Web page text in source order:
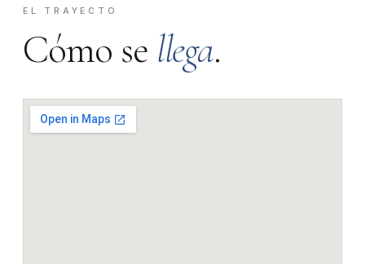
EL TRAYECTO
Cómo se llega.